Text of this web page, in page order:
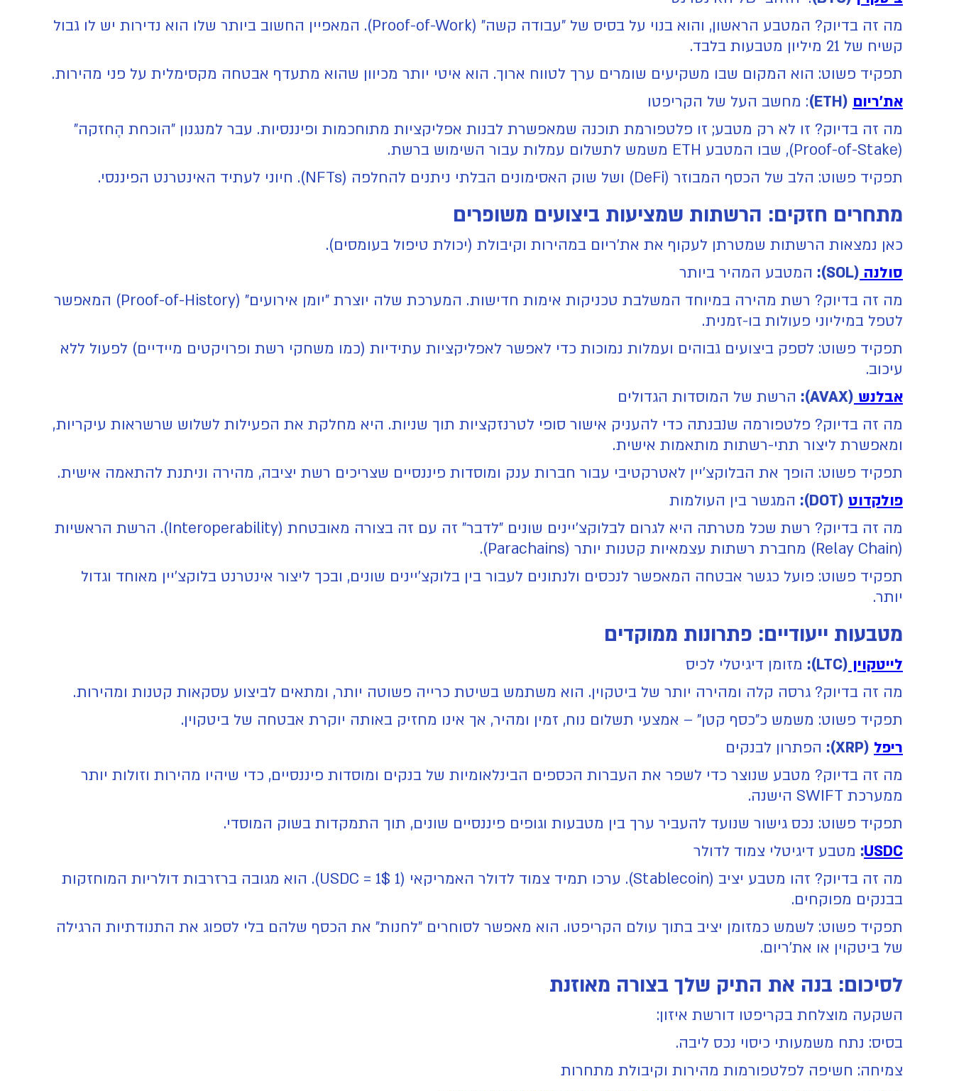
מה זה בדיוק? המטבע הראשון, והוא בנוי על בסיס של "עבודה קשה" (Proof-of-Work). המאפיין החשוב ביותר שלו הוא נדירות יש לו גבול
קשיח של 21 מיליון מטבעות בלבד.
תפקיד פשוט: הוא המקום שבו משקיעים שומרים ערך לטווח ארוך. הוא איטי יותר מכיוון שהוא מתעדף אבטחה מקסימלית על פני מהירות.
את'ריום (ETH)
: מחשב העל של הקריפטו
מה זה בדיוק? זו לא רק מטבע; זו פלטפורמת תוכנה שמאפשרת לבנות אפליקציות מתוחכמות ופיננסיות. עבר למנגנון "הוכחת הֶחזקה"
(Proof-of-Stake), שבו המטבע ETH משמש לתשלום עמלות עבור השימוש ברשת.
תפקיד פשוט: הלב של הכסף המבוזר (DeFi) ושל שוק האסימונים הבלתי ניתנים להחלפה (NFTs). חיוני לעתיד האינטרנט הפיננסי.
מתחרים חזקים: הרשתות שמציעות ביצועים משופרים
כאן נמצאות הרשתות שמטרתן לעקוף את את'ריום במהירות וקיבולת (יכולת טיפול בעומסים).
סולנה (SOL):
המטבע המהיר ביותר
מה זה בדיוק? רשת מהירה במיוחד המשלבת טכניקות אימות חדישות. המערכת שלה יוצרת "יומן אירועים" (Proof-of-History) המאפשר
לטפל במיליוני פעולות בו-זמנית.
תפקיד פשוט: לספק ביצועים גבוהים ועמלות נמוכות כדי לאפשר לאפליקציות עתידיות (כמו משחקי רשת ופרויקטים מיידיים) לפעול ללא
עיכוב.
אבלנש (AVAX):
הרשת של המוסדות הגדולים
מה זה בדיוק? פלטפורמה שנבנתה כדי להעניק אישור סופי לטרנזקציות תוך שניות. היא מחלקת את הפעילות לשלוש שרשראות עיקריות,
ומאפשרת ליצור תתי-רשתות מותאמות אישית.
תפקיד פשוט: הופך את הבלוקצ'יין לאטרקטיבי עבור חברות ענק ומוסדות פיננסיים שצריכים רשת יציבה, מהירה וניתנת להתאמה אישית.
פולקדוט (DOT):
המגשר בין העולמות
מה זה בדיוק? רשת שכל מטרתה היא לגרום לבלוקצ'יינים שונים "לדבר" זה עם זה בצורה מאובטחת (Interoperability). הרשת הראשיות
(Relay Chain) מחברת רשתות עצמאיות קטנות יותר (Parachains).
תפקיד פשוט: פועל כגשר אבטחה המאפשר לנכסים ולנתונים לעבור בין בלוקצ'יינים שונים, ובכך ליצור אינטרנט בלוקצ'יין מאוחד וגדול
יותר.
מטבעות ייעודיים: פתרונות ממוקדים
לייטקוין (LTC):
מזומן דיגיטלי לכיס
מה זה בדיוק? גרסה קלה ומהירה יותר של ביטקוין. הוא משתמש בשיטת כרייה פשוטה יותר, ומתאים לביצוע עסקאות קטנות ומהירות.
תפקיד פשוט: משמש כ"כסף קטן" – אמצעי תשלום נוח, זמין ומהיר, אך אינו מחזיק באותה יוקרת אבטחה של ביטקוין.
ריפל (XRP):
הפתרון לבנקים
מה זה בדיוק? מטבע שנוצר כדי לשפר את העברות הכספים הבינלאומיות של בנקים ומוסדות פיננסיים, כדי שיהיו מהירות וזולות יותר
ממערכת SWIFT הישנה.
תפקיד פשוט: נכס גישור שנועד להעביר ערך בין מטבעות וגופים פיננסיים שונים, תוך התמקדות בשוק המוסדי.
USDC
: מטבע דיגיטלי צמוד לדולר
מה זה בדיוק? זהו מטבע יציב (Stablecoin). ערכו תמיד צמוד לדולר האמריקאי (1 USDC = 1$). הוא מגובה ברזרבות דולריות המוחזקות
בבנקים מפוקחים.
תפקיד פשוט: לשמש כמזומן יציב בתוך עולם הקריפטו. הוא מאפשר לסוחרים "לחנות" את הכסף שלהם בלי לספוג את התנודתיות הרגילה
של ביטקוין או את'ריום.
לסיכום: בנה את התיק שלך בצורה מאוזנת
השקעה מוצלחת בקריפטו דורשת איזון:
בסיס: נתח משמעותי כיסוי נכס ליבה.
צמיחה: חשיפה לפלטפורמות מהירות וקיבולת מתחרות